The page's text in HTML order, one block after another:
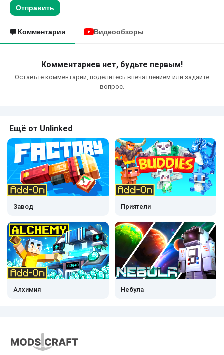
Отправить
Комментарии Видеообзоры
Комментариев нет, будьте первым!
Оставьте комментарий, поделитесь впечатлением или задайте
вопрос.
Ещё от Unlinked
Завод Приятели
Алхимия Небула